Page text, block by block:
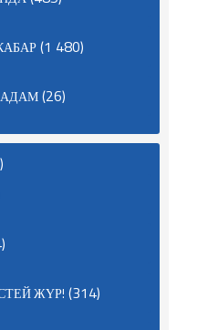
(1 480)
(26)
ЖҮР! (314)